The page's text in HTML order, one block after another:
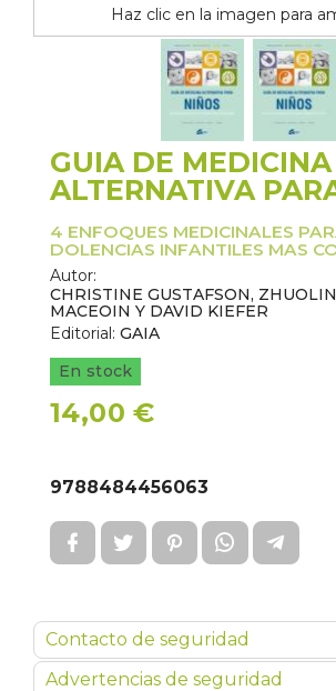
Haz clic en la imagen para
GUIA DE MEDICINA
ALTERNATIVA
4 ENFOQUES MEDICINALES
DOLENCIAS INFANTILES MAS
Autor:
CHRISTINE GUSTAFSON,
MACEOIN Y DAVID KIEFER
Editorial: GAIA
En stock
14,00 €
9788484456063
Contacto de seguridad
Advertencias de seguridad